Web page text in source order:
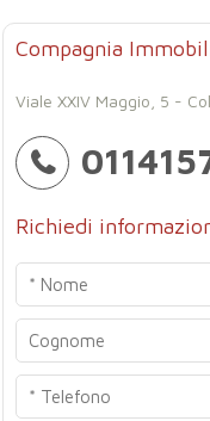
Compagnia
Viale XXIV Maggio, 5 -
Richiedi